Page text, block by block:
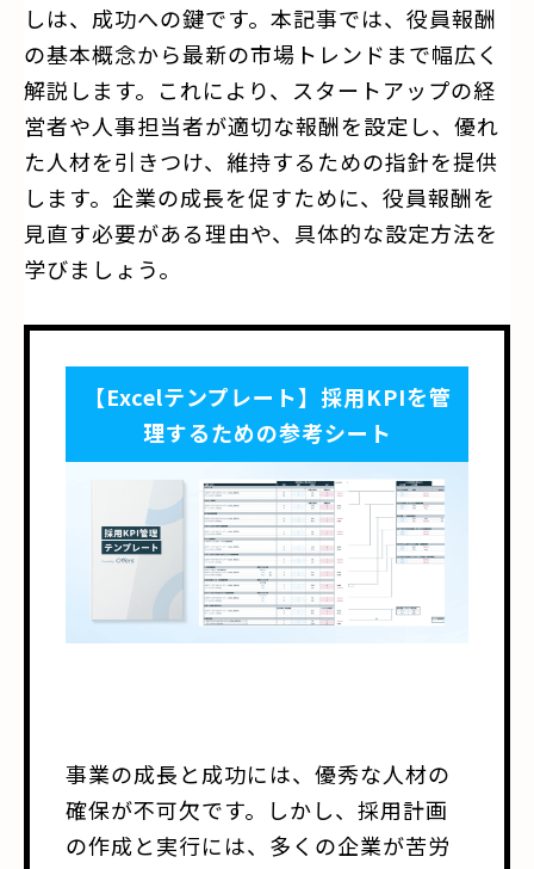
しは、成功への鍵です。本記事では、役員報酬
の基本概念から最新の市場トレンドまで幅広く
解説します。これにより、スタートアップの経
営者や人事担当者が適切な報酬を設定し、優れ
た人材を引きつけ、維持するための指針を提供
します。企業の成長を促すために、役員報酬を
見直す必要がある理由や、具体的な設定方法を
学びましょう。
【Excelテンプレート】採用KPIを管
理するための参考シート
事業の成長と成功には、優秀な人材の
確保が不可欠です。しかし、採用計画
の作成と実行には、多くの企業が苦労